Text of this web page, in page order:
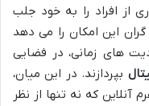
از افراد را به خود جلب
گران این امکان را می دهد
های زمانی، در فضایی
بپردازند. در این میان،
آنلاین که نه تنها از نظر